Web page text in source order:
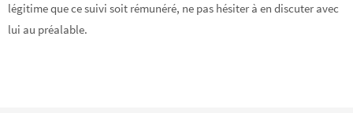
légitime que ce suivi soit rémunéré, ne pas hésiter à en discuter avec
lui au préalable.